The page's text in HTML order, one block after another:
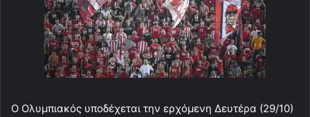
Ο Ολυμπιακός υποδέχεται την ερχόμενη Δευτέρα (29/10)